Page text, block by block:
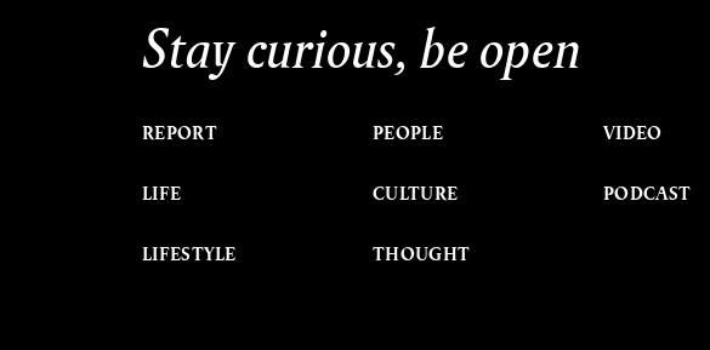
Stay curious, be open
REPORT
LIFE
LIFESTYLE
PEOPLE
CULTURE
THOUGHT
VIDEO
PODCAST